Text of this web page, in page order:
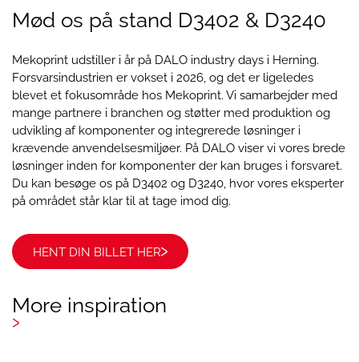
Mød os på stand D3402 & D3240
Mekoprint udstiller i år på DALO industry days i Herning.
Forsvarsindustrien er vokset i 2026, og det er ligeledes
blevet et fokusområde hos Mekoprint. Vi samarbejder med
mange partnere i branchen og støtter med produktion og
udvikling af komponenter og integrerede løsninger i
krævende anvendelsesmiljøer. På DALO viser vi vores brede
løsninger inden for komponenter der kan bruges i forsvaret.
Du kan besøge os på D3402 og D3240, hvor vores eksperter
på området står klar til at tage imod dig.
HENT DIN BILLET HER
More inspiration